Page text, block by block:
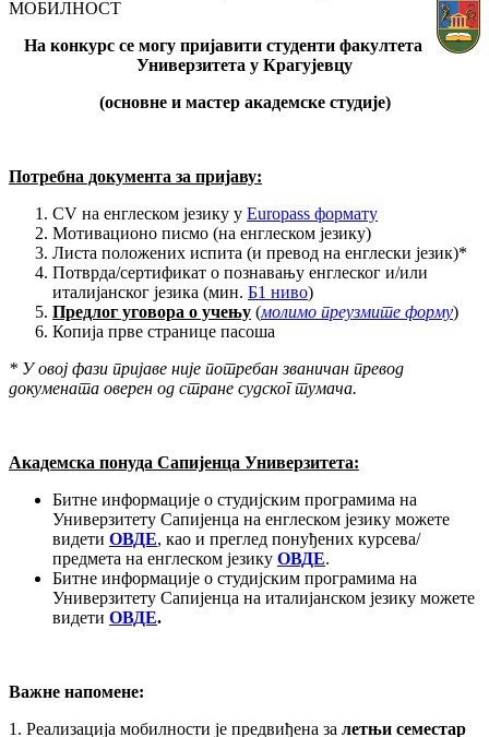
МОБИЛНОСТ
На конкурс се могу пријавити студенти факултета
Универзитета у Крагујевцу
(основне и мастер академске студије)
Потребна документа за пријаву:
CV на енглеском језику у Еuropass формату
Мотивационо писмо (на енглеском језику)
Листа положених испита (и превод на енглески језик)*
Потврда/сертификат о познавању енглеског и/или
италијанског језика (мин. Б1 ниво)
Предлог уговора о учењу (молимо преузмите форму)
Копија прве странице пасоша
* У овој фази пријаве није потребан званичан превод
докумената оверен од стране судског тумача.
Академска понуда Сапијенца Универзитета:
Битне информације о студијским програмима на
Универзитету Сапијенца на енглеском језику можете
видети ОВДЕ, као и преглед понуђених курсева/
предмета на енглеском језику ОВДЕ.
Битне информације о студијским програмима на
Универзитету Сапијенца на италијанском језику можете
видети ОВДЕ.
Важне напомене:
1. Реализација мобилности је предвиђена за летњи семестар